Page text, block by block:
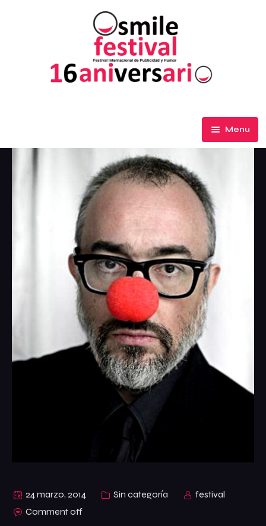
Menu
El Festival
Premios de Honor
Acción Social
Jurado
Comprometidos con la Agenda 2030
24 marzo, 2014
Sin categoría
festival
Comment off